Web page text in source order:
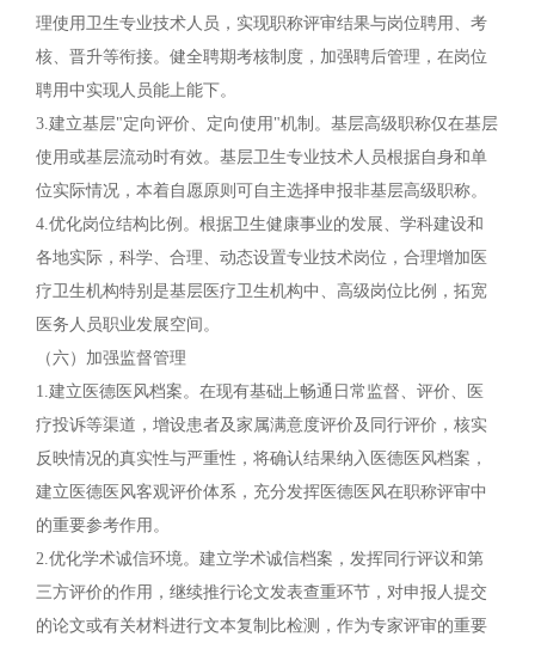
理使用卫生专业技术人员，实现职称评审结果与岗位聘用、考
核、晋升等衔接。健全聘期考核制度，加强聘后管理，在岗位
聘用中实现人员能上能下。
3.建立基层"定向评价、定向使用"机制。基层高级职称仅在基层
使用或基层流动时有效。基层卫生专业技术人员根据自身和单
位实际情况，本着自愿原则可自主选择申报非基层高级职称。
4.优化岗位结构比例。根据卫生健康事业的发展、学科建设和
各地实际，科学、合理、动态设置专业技术岗位，合理增加医
疗卫生机构特别是基层医疗卫生机构中、高级岗位比例，拓宽
医务人员职业发展空间。
（六）加强监督管理
1.建立医德医风档案。在现有基础上畅通日常监督、评价、医
疗投诉等渠道，增设患者及家属满意度评价及同行评价，核实
反映情况的真实性与严重性，将确认结果纳入医德医风档案，
建立医德医风客观评价体系，充分发挥医德医风在职称评审中
的重要参考作用。
2.优化学术诚信环境。建立学术诚信档案，发挥同行评议和第
三方评价的作用，继续推行论文发表查重环节，对申报人提交
的论文或有关材料进行文本复制比检测，作为专家评审的重要